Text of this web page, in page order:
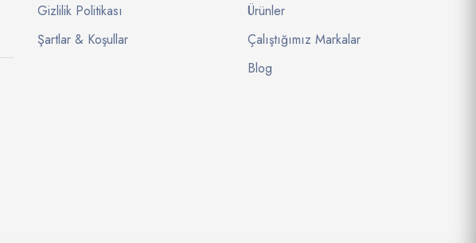
Gizlilik Politikası
Şartlar & Koşullar
Ürünler
Çalıştığımız Markalar
Blog